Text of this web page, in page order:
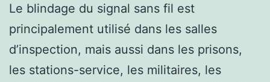
Le blindage du signal sans fil est
principalement utilisé dans les salles
d’inspection, mais aussi dans les prisons,
les stations-service, les militaires, les